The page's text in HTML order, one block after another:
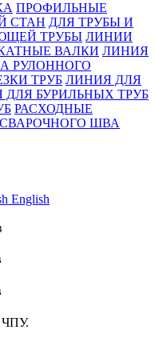
ПРОФИЛЬНЫЕ
СТАН ДЛЯ ТРУБЫ И
ТРУБЫ ЛИНИИ
ВАЛКИ ЛИНИЯ
РУЛОННОГО
ТРУБ ЛИНИЯ ДЛЯ
ДЛЯ БУРИЛЬНЫХ ТРУБ
РАСХОДНЫЕ
СВАРОЧНОГО ШВА
English